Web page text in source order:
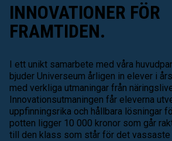
INNOVATIONER FÖR
FRAMTIDEN.
I ett unikt samarbete med våra
bjuder Universeum årligen in elever i
med verkliga utmaningar från
Innovationsutmaningen får eleverna
uppfinningsrika och hållbara lösningar
potten ligger 10 000 kronor som går
till den klass som står för det vassaste